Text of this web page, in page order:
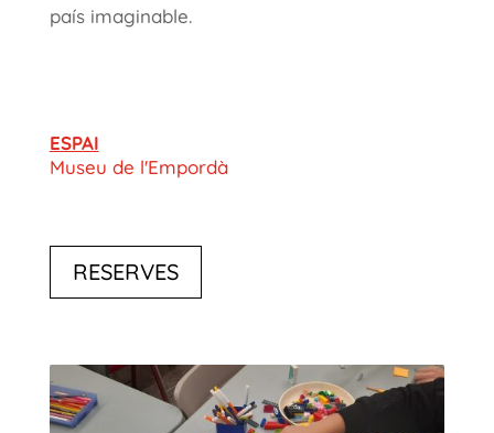
país imaginable.
ESPAI
Museu de l'Empordà
RESERVES